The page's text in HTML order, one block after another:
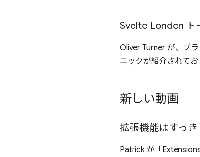
Svelte London ト
Oliver Turner が、ブ
ニックが紹介されて
新しい動画
拡張機能はすっき
Patrick が「